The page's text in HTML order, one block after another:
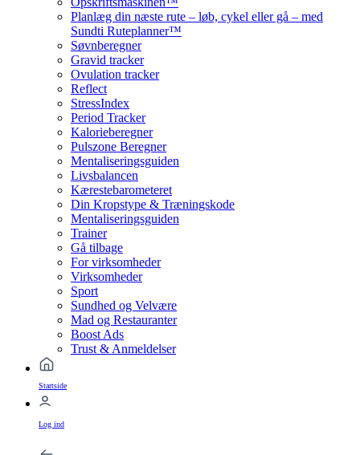
Planlæg din næste rute – løb, cykel eller gå – med
Sundti Ruteplanner™
Søvnberegner
Gravid tracker
Ovulation tracker
Reflect
StressIndex
Period Tracker
Kalorieberegner
Pulszone Beregner
Mentaliseringsguiden
Livsbalancen
Kærestebarometeret
Din Kropstype & Træningskode
Mentaliseringsguiden
Trainer
Gå tilbage
For virksomheder
Virksomheder
Sport
Sundhed og Velvære
Mad og Restauranter
Boost Ads
Trust & Anmeldelser
Startside
Log ind